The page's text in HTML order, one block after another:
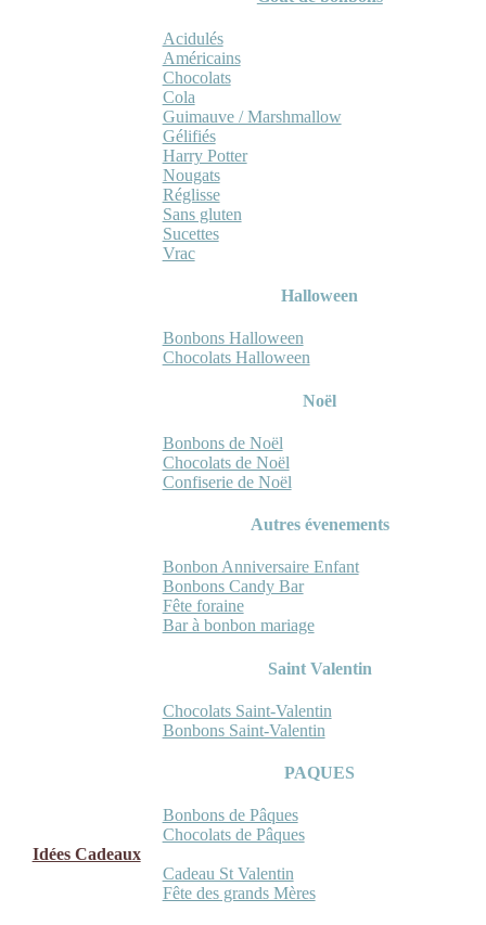
Acidulés
Américains
Chocolats
Cola
Guimauve / Marshmallow
Gélifiés
Harry Potter
Nougats
Réglisse
Sans gluten
Sucettes
Vrac
Halloween
Bonbons Halloween
Chocolats Halloween
Noël
Bonbons de Noël
Chocolats de Noël
Confiserie de Noël
Autres évenements
Bonbon Anniversaire Enfant
Bonbons Candy Bar
Fête foraine
Bar à bonbon mariage
Saint Valentin
Chocolats Saint-Valentin
Bonbons Saint-Valentin
PAQUES
Bonbons de Pâques
Chocolats de Pâques
Idées Cadeaux
Cadeau St Valentin
Fête des grands Mères